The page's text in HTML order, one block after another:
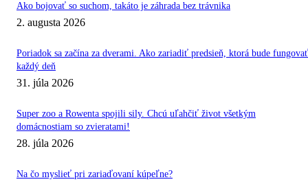
Ako bojovať so suchom, takáto je záhrada bez trávnika
2. augusta 2026
Poriadok sa začína za dverami. Ako zariadiť predsieň, ktorá bude fungovať
každý deň
31. júla 2026
Super zoo a Rowenta spojili sily. Chcú uľahčiť život všetkým
domácnostiam so zvieratami!
28. júla 2026
Na čo myslieť pri zariaďovaní kúpeľne?